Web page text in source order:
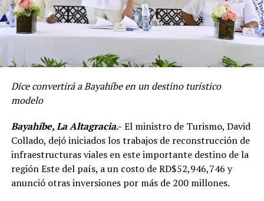
Dice convertirá a Bayahíbe en un destino turístico
modelo
Bayahíbe, La Altagracia.- El ministro de Turismo, David
Collado, dejó iniciados los trabajos de reconstrucción de
infraestructuras viales en este importante destino de la
región Este del país, a un costo de RD$52,946,746 y
anunció otras inversiones por más de 200 millones.